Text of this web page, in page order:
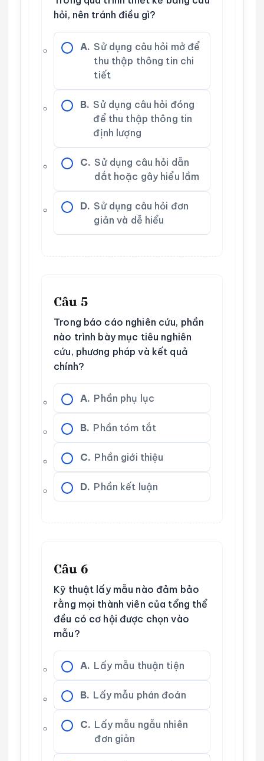
hỏi, nên tránh điều gì?
A. Sử dụng câu hỏi mở để
thu thập thông tin chi
tiết
B. Sử dụng câu hỏi đóng
để thu thập thông tin
định lượng
C. Sử dụng câu hỏi dẫn
dắt hoặc gây hiểu lầm
D. Sử dụng câu hỏi đơn
giản và dễ hiểu
Câu 5
Trong báo cáo nghiên cứu, phần
nào trình bày mục tiêu nghiên
cứu, phương pháp và kết quả
chính?
A. Phần phụ lục
B. Phần tóm tắt
C. Phần giới thiệu
D. Phần kết luận
Câu 6
Kỹ thuật lấy mẫu nào đảm bảo
rằng mọi thành viên của tổng thể
đều có cơ hội được chọn vào
mẫu?
A. Lấy mẫu thuận tiện
B. Lấy mẫu phán đoán
C. Lấy mẫu ngẫu nhiên
đơn giản